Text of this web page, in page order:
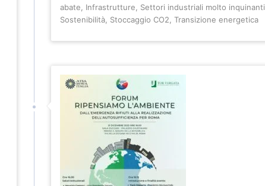
abate
Infrastrutture Settori industriali molto inquinanti
Sostenibilità Stoccaggio CO2 ,Transizione energetica